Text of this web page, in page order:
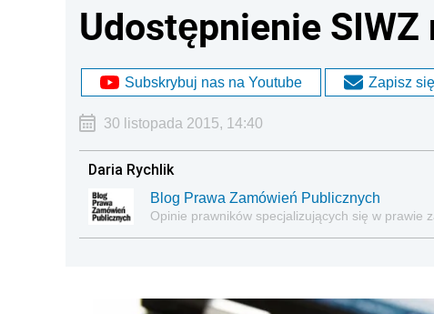
Udostępnienie
Subskrybuj nas na Youtube Zapisz
30 listopada 2015, 14:40
Daria Rychlik
Blog Prawa Zamówień Publicznych
Opinie prawników specjalizujących się w prawie